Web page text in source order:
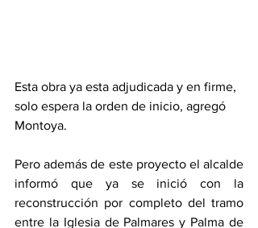
Esta obra ya esta adjudicada y en firme,
solo espera la orden de inicio, agregó
Montoya.
Pero además de este proyecto el alcalde
informó que ya se inició con la
reconstrucción por completo del tramo
entre la Iglesia de Palmares y Palma de